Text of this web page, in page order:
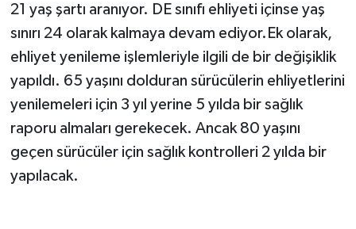
21 yaş şartı aranıyor. DE sınıfı ehliyeti içinse yaş
sınırı 24 olarak kalmaya devam ediyor.Ek olarak,
ehliyet yenileme işlemleriyle ilgili de bir değişiklik
yapıldı. 65 yaşını dolduran sürücülerin ehliyetlerini
yenilemeleri için 3 yıl yerine 5 yılda bir sağlık
raporu almaları gerekecek. Ancak 80 yaşını
geçen sürücüler için sağlık kontrolleri 2 yılda bir
yapılacak.